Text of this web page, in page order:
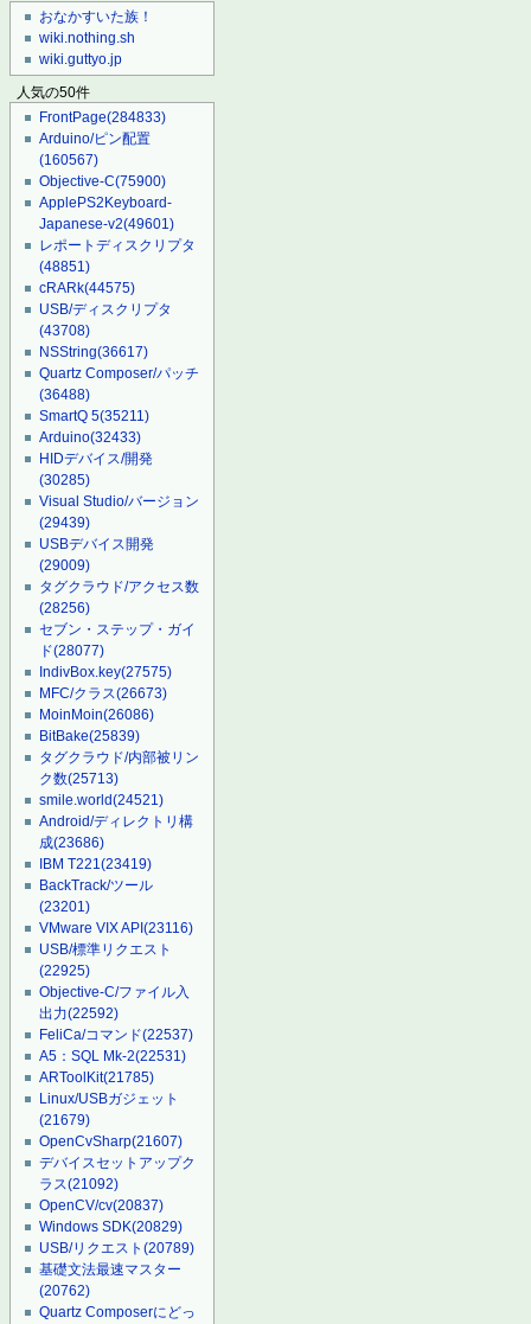
おなかすいた族！
wiki.nothing.sh
wiki.guttyo.jp
人気の50件
FrontPage(284833)
Arduino/ピン配置
(160567)
Objective-C(75900)
ApplePS2Keyboard-
Japanese-v2(49601)
レポートディスクリプタ
(48851)
cRARk(44575)
USB/ディスクリプタ
(43708)
NSString(36617)
Quartz Composer/パッチ
(36488)
SmartQ 5(35211)
Arduino(32433)
HIDデバイス/開発
(30285)
Visual Studio/バージョン
(29439)
USBデバイス開発
(29009)
タグクラウド/アクセス数
(28256)
セブン・ステップ・ガイ
ド(28077)
IndivBox.key(27575)
MFC/クラス(26673)
MoinMoin(26086)
BitBake(25839)
タグクラウド/内部被リン
ク数(25713)
smile.world(24521)
Android/ディレクトリ構
成(23686)
IBM T221(23419)
BackTrack/ツール
(23201)
VMware VIX API(23116)
USB/標準リクエスト
(22925)
Objective-C/ファイル入
出力(22592)
FeliCa/コマンド(22537)
A5：SQL Mk-2(22531)
ARToolKit(21785)
Linux/USBガジェット
(21679)
OpenCvSharp(21607)
デバイスセットアップク
ラス(21092)
OpenCV/cv(20837)
Windows SDK(20829)
USB/リクエスト(20789)
基礎文法最速マスター
(20762)
Quartz Composerにどっ